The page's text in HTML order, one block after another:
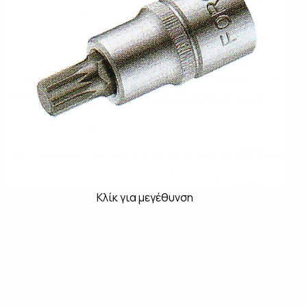
Κλίκ για μεγέθυνση